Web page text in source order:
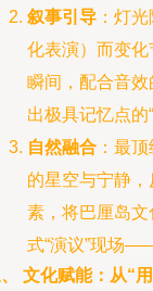
叙事引导 ：灯
化表演）而变
瞬间，配合音
出极具记忆点的
自然融合 ：最
的星空与宁静
素，将巴厘岛
式“演议”现场
文化赋能：从“